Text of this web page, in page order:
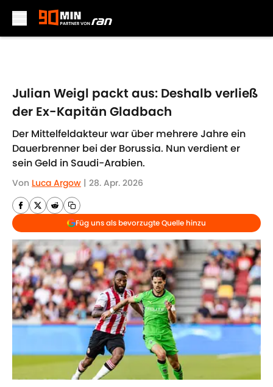
Julian Weigl packt aus: Deshalb verließ
der Ex-Kapitän Gladbach
Der Mittelfeldakteur war über mehrere Jahre ein
Dauerbrenner bei der Borussia. Nun verdient er
sein Geld in Saudi-Arabien.
Von Luca Argow | 28. Apr. 2026
Füg uns als bevorzugte Quelle hinzu